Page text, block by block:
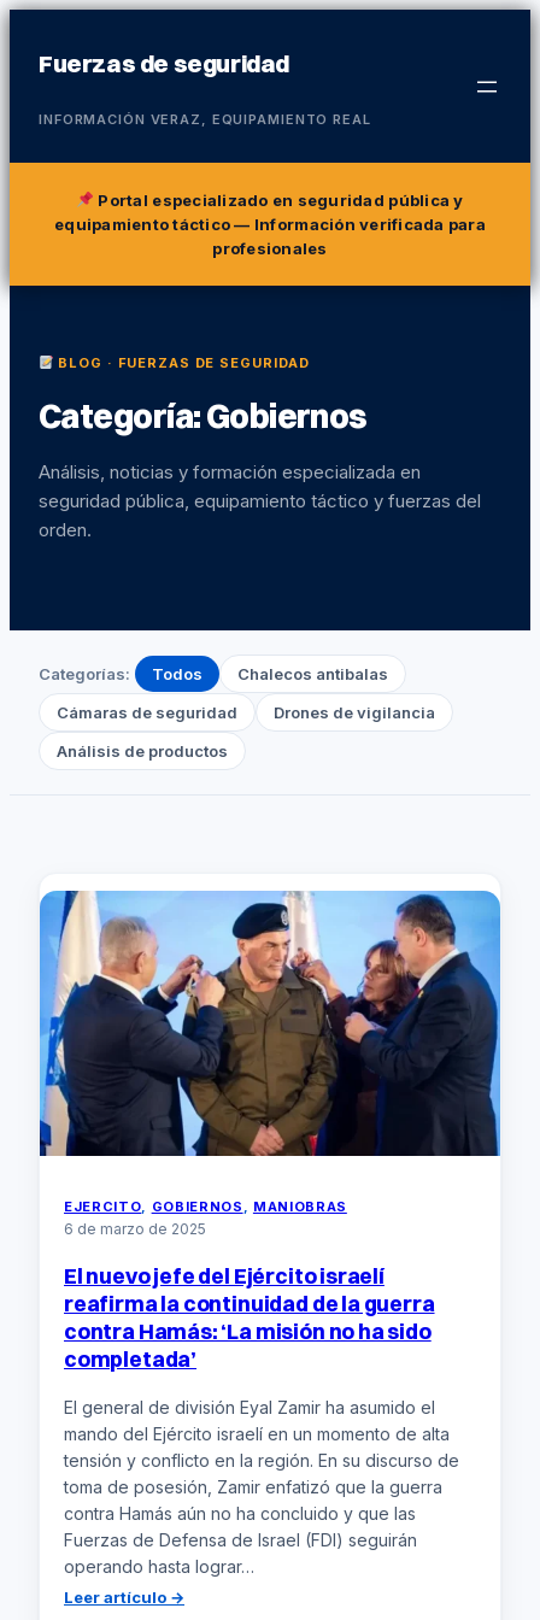
Fuerzas de seguridad
INFORMACIÓN VERAZ, EQUIPAMIENTO REAL
Portal especializado en seguridad pública y
equipamiento táctico— Información verificada para
profesionales
BLOG · FUERZAS DE SEGURIDAD
Categoría:Gobiernos
Análisis, noticias y formación especializada en
seguridad pública, equipamiento táctico y fuerzas del
orden.
Categorías: Todos
Chalecos antibalas
Cámaras de seguridad
Drones de vigilancia
Análisis de productos
EJERCITO GOBIERNOS MANIOBRAS
6 de marzo de 2025
El nuevo jefe del Ejército israelí
reafirma la continuidad de la guerra
contra Hamás: ‘La misión no ha sido
completada’
El general de división Eyal Zamir ha asumido el
mando del Ejército israelí en un momento de alta
tensión y conflicto en la región. En su discurso de
toma de posesión, Zamir enfatizó que la guerra
contra Hamás aún no ha concluido y que las
Fuerzas de Defensa de Israel (FDI) seguirán
operando hasta lograr…
Leer artículo →